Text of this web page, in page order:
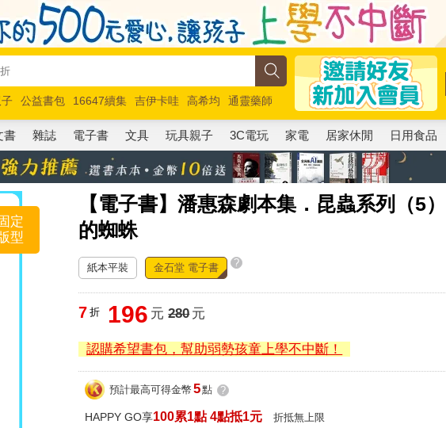
公益書包 16647續集 吉伊卡哇 高希均
通靈藥師
馬斯克 玩具總動員5 超慢跑
書 雜誌 電子書 文具 玩具親子 3C電玩 家電 居家休閒 日用食品
【電子書】潘惠森劇本集．昆蟲系列（5
的蜘蛛
定
型
紙本平裝 金石堂 電子書 ?
7 折 196 元 280元
認購希望書包，幫助弱勢孩童上學不中斷！
預計最高可得金幣 5點 ?
HAPPY GO享100累1點 4點抵1元 折抵無上限